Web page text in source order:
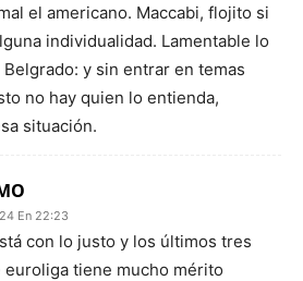
el americano. Maccabi, flojito si
individualidad. Lamentable lo
y sin entrar en temas
no hay quien lo entienda,
situación.
En 22:23
con lo justo y los últimos tres
euroliga tiene mucho mérito